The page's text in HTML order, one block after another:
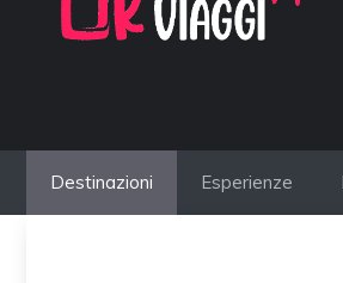
Destinazioni Esperienze